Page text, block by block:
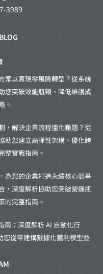
3989
案以實現零風險轉型？從系統
您突破效能瓶頸、降低維護成
。
，解決企業流程僵化難題？從
助您建立高彈性架構、優化跨
整實戰指南。
為您的企業打造永續核心競爭
，深度解析協助您突破營運瓶
的完整指南。
南：深度解析 AI 自動化行
您從零建構數據化獲利模型並